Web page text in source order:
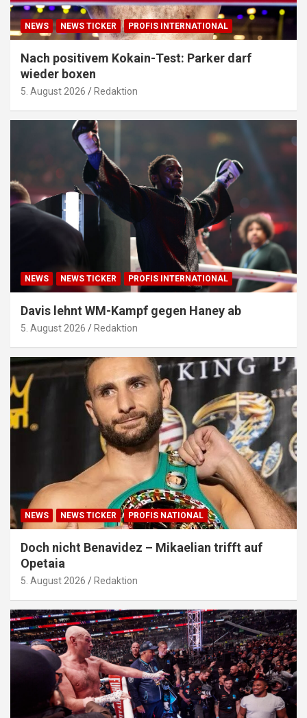
NEWS NEWS TICKER PROFIS INTERNATIONAL
Nach positivem Kokain-Test: Parker darf
wieder boxen
5. August 2026 Redaktion
NEWS NEWS TICKER PROFIS INTERNATIONAL
Davis lehnt WM-Kampf gegen Haney ab
5. August 2026 Redaktion
NEWS NEWS TICKER PROFIS NATIONAL
Doch nicht Benavidez – Mikaelian trifft auf
Opetaia
5. August 2026 Redaktion